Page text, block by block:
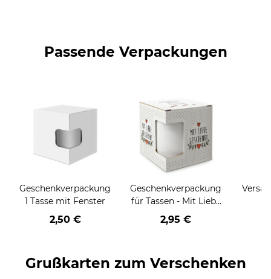
Passende Verpackungen
Geschenkverpackung
1 Tasse mit Fenster
2,50 €
Geschenkverpackung
für Tassen - Mit Liebe
geschenkt
2,95 €
Grußkarten zum Verschenken